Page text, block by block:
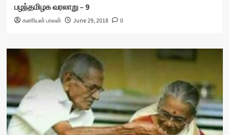
பழந்தமிழக வரலாறு – 9
கணியன் பாலன் June 29, 2018 0